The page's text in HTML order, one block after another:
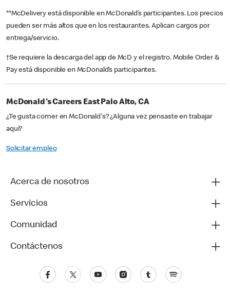
**McDelivery está disponible en McDonald’s participantes. Los precios
pueden ser más altos que en los restaurantes. Aplican cargos por
entrega/servicio.
†Se requiere la descarga del app de McD y el registro. Mobile Order &
Pay está disponible en McDonald’s participantes.
McDonald's Careers East Palo Alto, CA
¿Te gusta comer en McDonald's? ¿Alguna vez pensaste en trabajar
aquí?
Solicitar empleo
Acerca de nosotros
Servicios
Comunidad
Contáctenos